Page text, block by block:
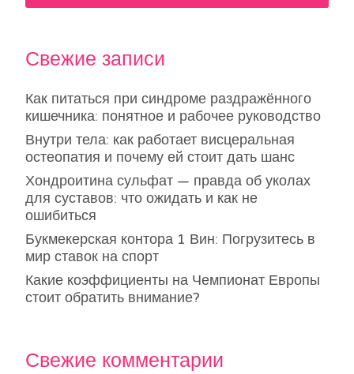
Свежие записи
Как питаться при синдроме раздражённого
кишечника: понятное и рабочее руководство
Внутри тела: как работает висцеральная
остеопатия и почему ей стоит дать шанс
Хондроитина сульфат — правда об уколах
для суставов: что ожидать и как не
ошибиться
Букмекерская контора 1 Вин: Погрузитесь в
мир ставок на спорт
Какие коэффициенты на Чемпионат Европы
стоит обратить внимание?
Свежие комментарии